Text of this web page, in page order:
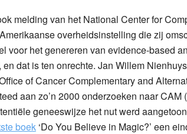
melding van het National Center for
overheidsinstelling die zij
voor het genereren van evidence-based
dat is ten onrechte. Jan Willem Nienhuys
of Cancer Complementary and
aan zo’n 2000 onderzoeken naar CAM
geneeswijze het nut werd
boek ‘Do You Believe in Magic?’ een